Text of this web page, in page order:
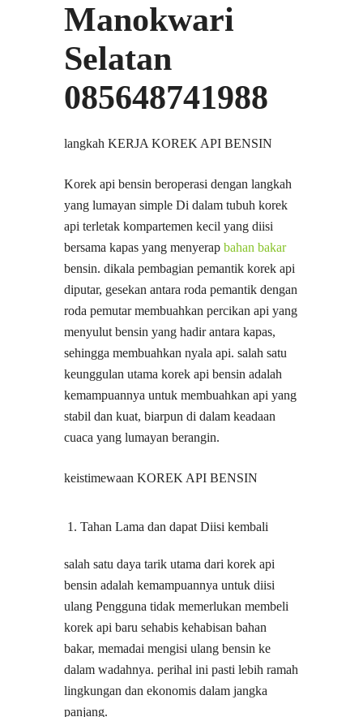
Manokwari
Selatan
085648741988
langkah KERJA KOREK API BENSIN
Korek api bensin beroperasi dengan langkah
yang lumayan simple Di dalam tubuh korek
api terletak kompartemen kecil yang diisi
bersama kapas yang menyerap bahan bakar
bensin. dikala pembagian pemantik korek api
diputar, gesekan antara roda pemantik dengan
roda pemutar membuahkan percikan api yang
menyulut bensin yang hadir antara kapas,
sehingga membuahkan nyala api. salah satu
keunggulan utama korek api bensin adalah
kemampuannya untuk membuahkan api yang
stabil dan kuat, biarpun di dalam keadaan
cuaca yang lumayan berangin.
keistimewaan KOREK API BENSIN
Tahan Lama dan dapat Diisi kembali
salah satu daya tarik utama dari korek api
bensin adalah kemampuannya untuk diisi
ulang Pengguna tidak memerlukan membeli
korek api baru sehabis kehabisan bahan
bakar, memadai mengisi ulang bensin ke
dalam wadahnya. perihal ini pasti lebih ramah
lingkungan dan ekonomis dalam jangka
panjang.